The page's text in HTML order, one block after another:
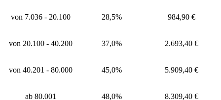
von 7.036 - 20.100 28,5% 984,90 €
von 20.100 - 40.200 37,0% 2.693,40 €
von 40.201 - 80.000 45,0% 5.909,40 €
ab 80.001 48,0% 8.309,40 €